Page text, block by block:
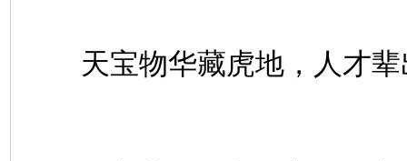
天宝物华藏虎地，人才辈